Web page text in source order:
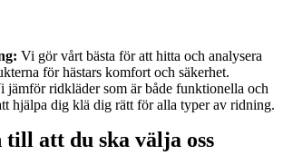
Vi gör vårt bästa för att hitta och analysera
för hästars komfort och säkerhet.
jämför ridkläder som är både funktionella och
hjälpa dig klä dig rätt för alla typer av ridning.
till att du ska välja oss